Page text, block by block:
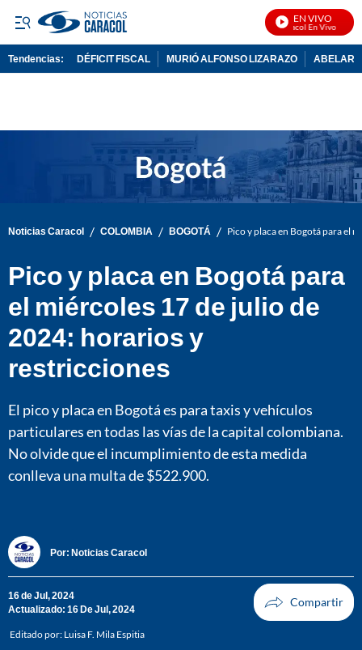
EN VIVO
Noticias Caracol En Vivo
Tendencias: DÉFICIT FISCAL MURIÓ ALFONSO LIZARAZO
Noticias Caracol / COLOMBIA / BOGOTÁ / Pico y placa en Bogotá para el
Pico y placa en Bogotá para
el miércoles 17 de julio de
2024: horarios y
restricciones
El pico y placa en Bogotá es para taxis y vehículos
particulares en todas las vías de la capital colombiana.
No olvide que el incumplimiento de esta medida
conlleva una multa de $522.900.
Por: Noticias Caracol
16 de Jul, 2024
Actualizado: 16 De Jul, 2024
Editado por: Luisa F. Mila Espitia